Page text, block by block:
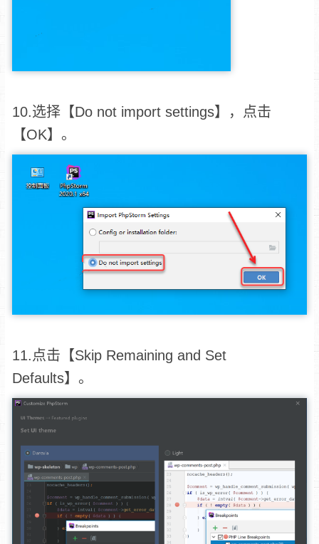
10.选择【Do not import settings】，点击
【OK】。
11.点击【Skip Remaining and Set
Defaults】。